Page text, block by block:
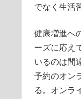
でなく生活
健康増進へ
ーズに応え
いるのは間
予約のオン
る。オンラ